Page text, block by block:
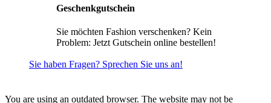
Geschenk­gutschein
Sie möchten Fashion verschenken? Kein
Problem: Jetzt Gutschein online bestellen!
Sie haben Fragen? Sprechen Sie uns an!
You are using an outdated browser. The website may not be